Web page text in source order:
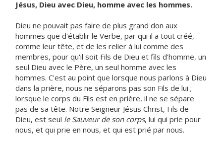
Jésus, Dieu avec Dieu, homme avec les hommes.
Dieu ne pouvait pas faire de plus grand don aux
hommes que d'établir le Verbe, par qui il a tout créé,
comme leur tête, et de les relier à lui comme des
membres, pour qu'il soit Fils de Dieu et fils d'homme, un
seul Dieu avec le Père, un seul homme avec les
hommes. C'est au point que lorsque nous parlons à Dieu
dans la prière, nous ne séparons pas son Fils de lui ;
lorsque le corps du Fils est en prière, il ne se sépare
pas de sa tête. Notre Seigneur Jésus Christ, Fils de
Dieu, est seul le Sauveur de son corps, lui qui prie pour
nous, et qui prie en nous, et qui est prié par nous.